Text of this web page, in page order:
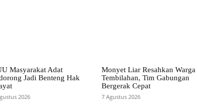
Masyarakat Adat
Jadi Benteng Hak
2026
Monyet Liar Resahkan Warga
Tembilahan, Tim Gabungan
Bergerak Cepat
7 Agustus 2026